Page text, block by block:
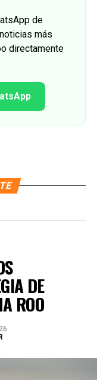
de
más
directamente
DE
ROO